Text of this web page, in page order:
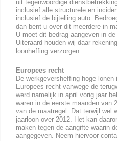
uit tegenwoordige
inclusief alle structurele en
inclusief de bijtelling auto.
dan bent u over dit meerdere in
U moet dit bedrag aangeven in
Uiteraard houden wij daar
loonheffing verzorgen.
Europees recht
De werkgeversheffing hoge
Europees recht vanwege de
werd namelijk in april vorig jaar
waren in de eerste maanden van
van de maatregel. Dat terwijl wel
jaarloon over 2012. Het kan
maken tegen de aangifte waarin
aangegeven. Neem hiervoor